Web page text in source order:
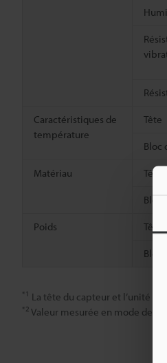
Caractéristiques de
température
Tête
Bloc
Matériau Tête
Bloc
Poids Tête
Bloc
*1 La tête du capteur et l’unité
*2 Valeur mesurée en mode de